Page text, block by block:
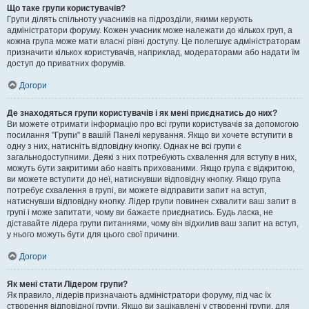
Що таке групи користувачів?
Групи ділять спільноту учасників на підрозділи, якими керують
адміністратори форуму. Кожен учасник може належати до кількох груп, а
кожна група може мати власні рівні доступу. Це полегшує адміністраторам
призначити кількох користувачів, наприклад, модераторами або надати їм
доступ до приватних форумів.
Догори
Де знаходяться групи користувачів і як мені приєднатись до них?
Ви можете отримати інформацію про всі групи користувачів за допомогою
посилання "Групи" в вашій Панелі керування. Якщо ви хочете вступити в
одну з них, натисніть відповідну кнопку. Однак не всі групи є
загальнодоступними. Деякі з них потребують схвалення для вступу в них,
можуть бути закритими або навіть прихованими. Якщо група є відкритою,
ви можете вступити до неї, натиснувши відповідну кнопку. Якщо група
потребує схвалення в групі, ви можете відправити запит на вступ,
натиснувши відповідну кнопку. Лідер групи повинен схвалити ваш запит в
групі і може запитати, чому ви бажаєте приєднатись. Будь ласка, не
діставайте лідера групи питаннями, чому він відхилив ваш запит на вступ,
у нього можуть бути для цього свої причини.
Догори
Як мені стати Лідером групи?
Як правило, лідерів призначають адміністратори форуму, під час їх
створення відповідної групи. Якщо ви зацікавлені у створенні групи, для